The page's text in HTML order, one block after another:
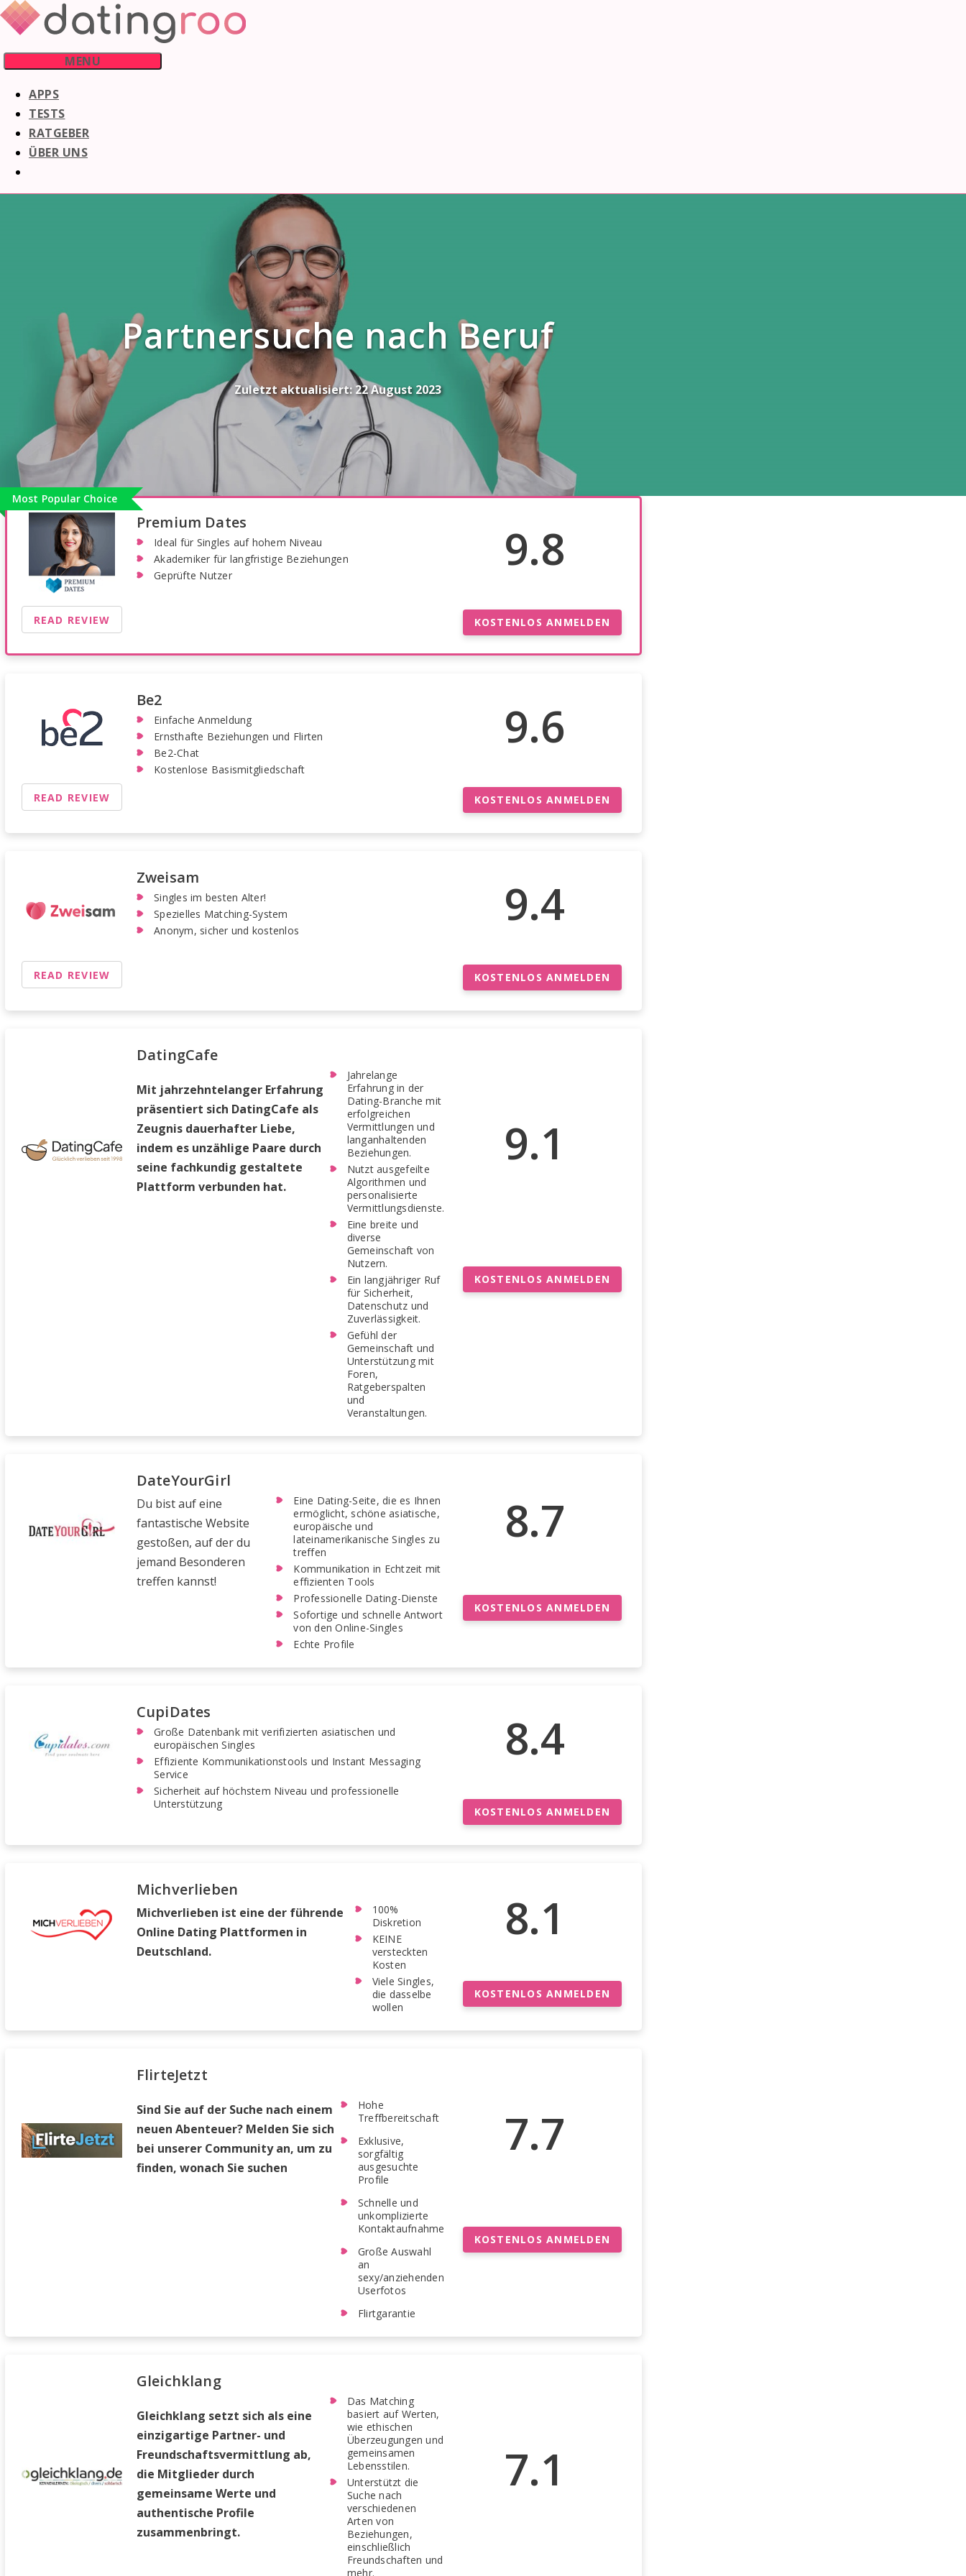
Skip
to
MENU
APPS
TESTS
RATGEBER
ÜBER UNS
Partnersuche nach Beruf
Zuletzt aktualisiert: 22 August 2023
Most Popular Choice
9.8
Premium Dates
Ideal für Singles auf hohem Niveau
Akademiker für langfristige Beziehungen
Geprüfte Nutzer
READ REVIEW KOSTENLOS ANMELDEN
9.6
Be2
Einfache Anmeldung
Ernsthafte Beziehungen und Flirten
Be2-Chat
Kostenlose Basismitgliedschaft
READ REVIEW KOSTENLOS ANMELDEN
9.4
Zweisam
Singles im besten Alter!
Spezielles Matching-System
Anonym, sicher und kostenlos
READ REVIEW KOSTENLOS ANMELDEN
9.1
DatingCafe
Mit jahrzehntelanger Erfahrung
präsentiert sich DatingCafe als
Zeugnis dauerhafter Liebe,
indem es unzählige Paare durch
seine fachkundig gestaltete
Plattform verbunden hat.
Jahrelange
Erfahrung in der
Dating-Branche mit
erfolgreichen
Vermittlungen und
langanhaltenden
Beziehungen.
Nutzt ausgefeilte
Algorithmen und
personalisierte
Vermittlungsdienste.
Eine breite und
diverse
Gemeinschaft von
Nutzern.
Ein langjähriger Ruf
für Sicherheit,
Datenschutz und
Zuverlässigkeit.
Gefühl der
Gemeinschaft und
Unterstützung mit
Foren,
Ratgeberspalten
und
Veranstaltungen.
KOSTENLOS ANMELDEN
8.7
DateYourGirl
Du bist auf eine
fantastische Website
gestoßen, auf der du
jemand Besonderen
treffen kannst!
Eine Dating-Seite, die es Ihnen
ermöglicht, schöne asiatische,
europäische und
lateinamerikanische Singles zu
treffen
Kommunikation in Echtzeit mit
effizienten Tools
Professionelle Dating-Dienste
Sofortige und schnelle Antwort
von den Online-Singles
Echte Profile
KOSTENLOS ANMELDEN
8.4
CupiDates
Große Datenbank mit verifizierten asiatischen und
europäischen Singles
Effiziente Kommunikationstools und Instant Messaging
Service
Sicherheit auf höchstem Niveau und professionelle
Unterstützung
KOSTENLOS ANMELDEN
8.1
Michverlieben
Michverlieben ist eine der führende
Online Dating Plattformen in
Deutschland.
100%
Diskretion
KEINE
versteckten
Kosten
Viele Singles,
die dasselbe
wollen
KOSTENLOS ANMELDEN
7.7
FlirteJetzt
Sind Sie auf der Suche nach einem
neuen Abenteuer? Melden Sie sich
bei unserer Community an, um zu
finden, wonach Sie suchen
Hohe
Treffbereitschaft
Exklusive,
sorgfältig
ausgesuchte
Profile
Schnelle und
unkomplizierte
Kontaktaufnahme
Große Auswahl
an
sexy/anziehenden
Userfotos
Flirtgarantie
KOSTENLOS ANMELDEN
7.1
Gleichklang
Gleichklang setzt sich als eine
einzigartige Partner- und
Freundschaftsvermittlung ab,
die Mitglieder durch
gemeinsame Werte und
authentische Profile
zusammenbringt.
Das Matching
basiert auf Werten,
wie ethischen
Überzeugungen und
gemeinsamen
Lebensstilen.
Unterstützt die
Suche nach
verschiedenen
Arten von
Beziehungen,
einschließlich
Freundschaften und
mehr.